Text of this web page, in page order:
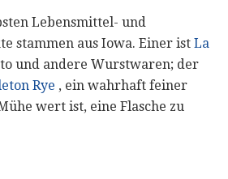
Lebensmittel- und
stammen aus Iowa. Einer ist La
und andere Wurstwaren; der
Rye , ein wahrhaft feiner
wert ist, eine Flasche zu